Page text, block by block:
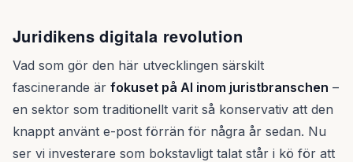
Juridikens digitala revolution
Vad som gör den här utvecklingen särskilt
fascinerande är fokuset på AI inom juristbranschen –
en sektor som traditionellt varit så konservativ att den
knappt använt e-post förrän för några år sedan. Nu
ser vi investerare som bokstavligt talat står i kö för att